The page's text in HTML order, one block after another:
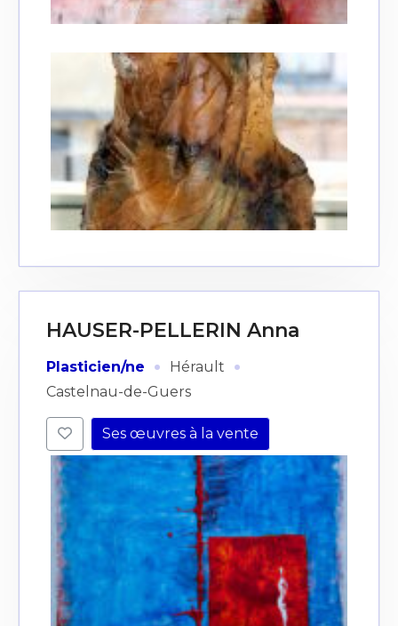
HAUSER-PELLERIN Anna
Plasticien/ne · Hérault ·
Castelnau-de-Guers
Ses œuvres à la vente